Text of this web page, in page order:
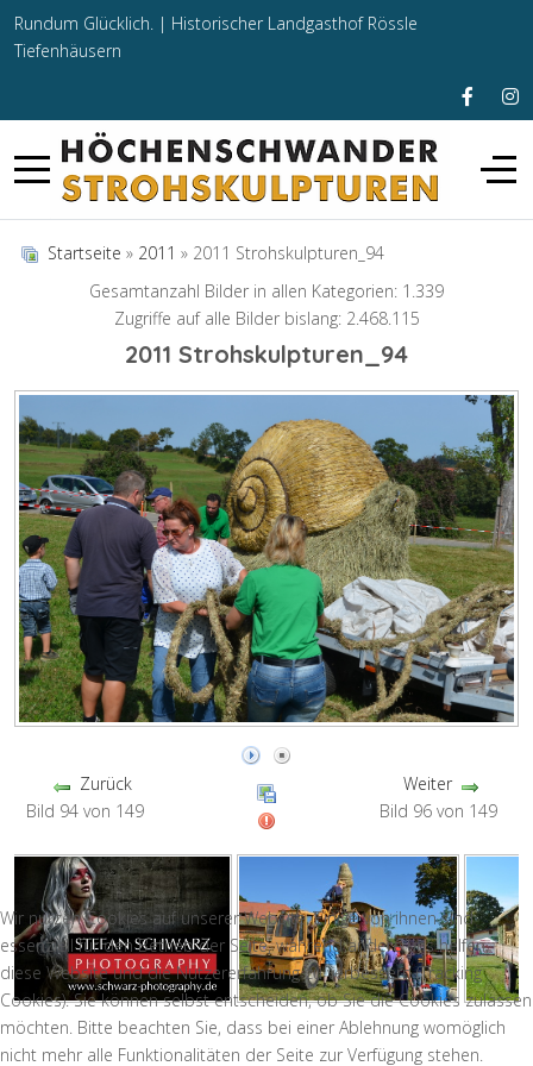
Rundum Glücklich. | Historischer Landgasthof Rössle
Tiefenhäusern
Startseite » 2011 » 2011 Strohskulpturen_94
Gesamtanzahl Bilder in allen Kategorien: 1.339
Zugriffe auf alle Bilder bislang: 2.468.115
2011 Strohskulpturen_94
Zurück
Bild 94 von 149
Weiter
Bild 96 von 149
Wir nutzen Cookies auf unserer Website. Einige von ihnen sind
essenziell für den Betrieb der Seite, während andere uns helfen,
diese Website und die Nutzererfahrung zu verbessern (Tracking
Cookies). Sie können selbst entscheiden, ob Sie die Cookies zulassen
möchten. Bitte beachten Sie, dass bei einer Ablehnung womöglich
nicht mehr alle Funktionalitäten der Seite zur Verfügung stehen.